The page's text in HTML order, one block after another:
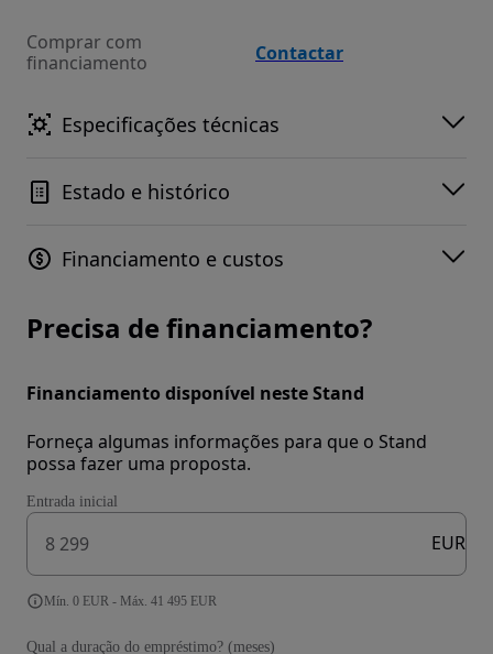
Comprar com
financiamento
Contactar
Especificações técnicas
Estado e histórico
Financiamento e custos
Precisa de financiamento?
Financiamento disponível neste Stand
Forneça algumas informações para que o Stand
possa fazer uma proposta.
Entrada inicial
EUR
Mín. 0 EUR - Máx. 41 495 EUR
Qual a duração do empréstimo? (meses)